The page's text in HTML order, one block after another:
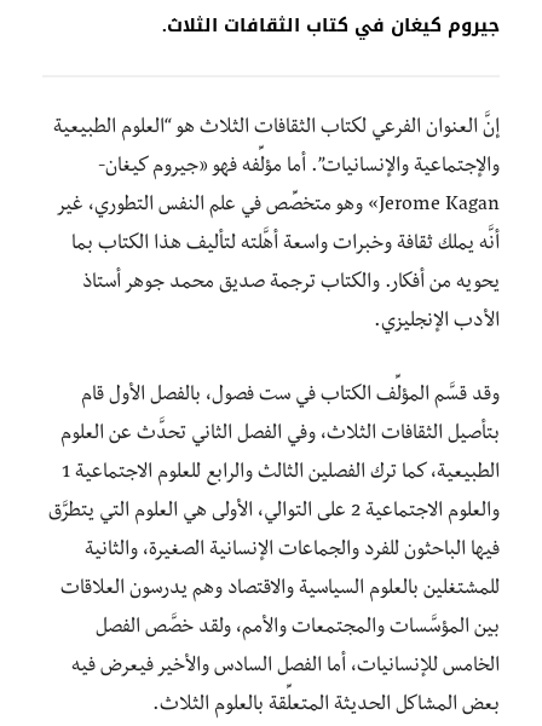
جيروم كيغان في كتاب الثقافات الثلاث.
إنَّ العنوان الفرعي لكتاب الثقافات الثلاث هو “العلوم الطبيعية
والإجتماعية والإنسانيات”. أما مؤلِّفه فهو «جيروم كيغان-
Jerome Kagan» وهو متخصِّص في علم النفس التطوري، غير
أنَّه يملك ثقافة وخبرات واسعة أهَّلته لتأليف هذا الكتاب بما
يحويه من أفكار. والكتاب ترجمة صديق محمد جوهر أستاذ
الأدب الإنجليزي.
وقد قسَّم المؤلِّف الكتاب في ست فصول، بالفصل الأول قام
بتأصيل الثقافات الثلاث، وفي الفصل الثاني تحدَّث عن العلوم
الطبيعية، كما ترك الفصلين الثالث والرابع للعلوم الاجتماعية 1
والعلوم الاجتماعية 2 على التوالي، الأولى هي العلوم التي يتطرَّق
فيها الباحثون للفرد والجماعات الإنسانية الصغيرة، والثانية
للمشتغلين بالعلوم السياسية والاقتصاد وهم يدرسون العلاقات
بين المؤسَّسات والمجتمعات والأمم، ولقد خصَّص الفصل
الخامس للإنسانيات، أما الفصل السادس والأخير فيعرض فيه
بعض المشاكل الحديثة المتعلِّقة بالعلوم الثلاث.